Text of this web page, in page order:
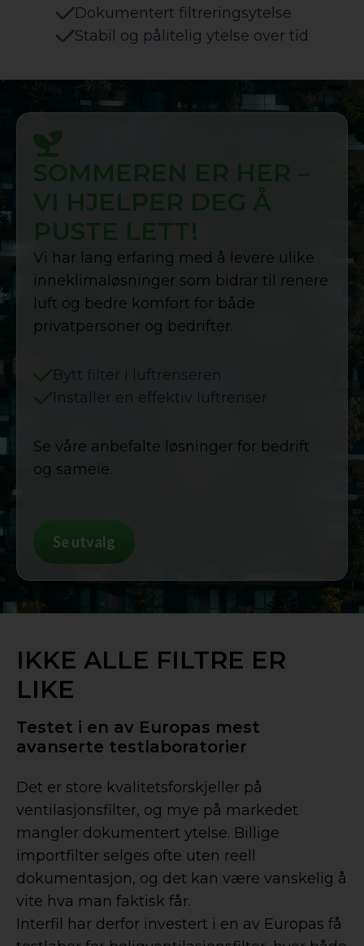
Dokumentert filtreringsytelse
Stabil og pålitelig ytelse over tid
SOMMEREN ER HER –
VI HJELPER DEG Å
PUSTE LETT!
Vi har lang erfaring med å levere ulike
inneklimaløsninger som bidrar til renere
luft og bedre komfort for både
privatpersoner og bedrifter.
Bytt filter i luftrenseren
Installer en effektiv luftrenser
Se våre anbefalte løsninger for bedrift
og sameie.
Se utvalg
IKKE ALLE FILTRE ER
LIKE
Testet i en av Europas mest
avanserte testlaboratorier
Det er store kvalitetsforskjeller på
ventilasjonsfilter, og mye på markedet
mangler dokumentert ytelse. Billige
importfilter selges ofte uten reell
dokumentasjon, og det kan være vanskelig å
vite hva man faktisk får.
Interfil har derfor investert i en av Europas få